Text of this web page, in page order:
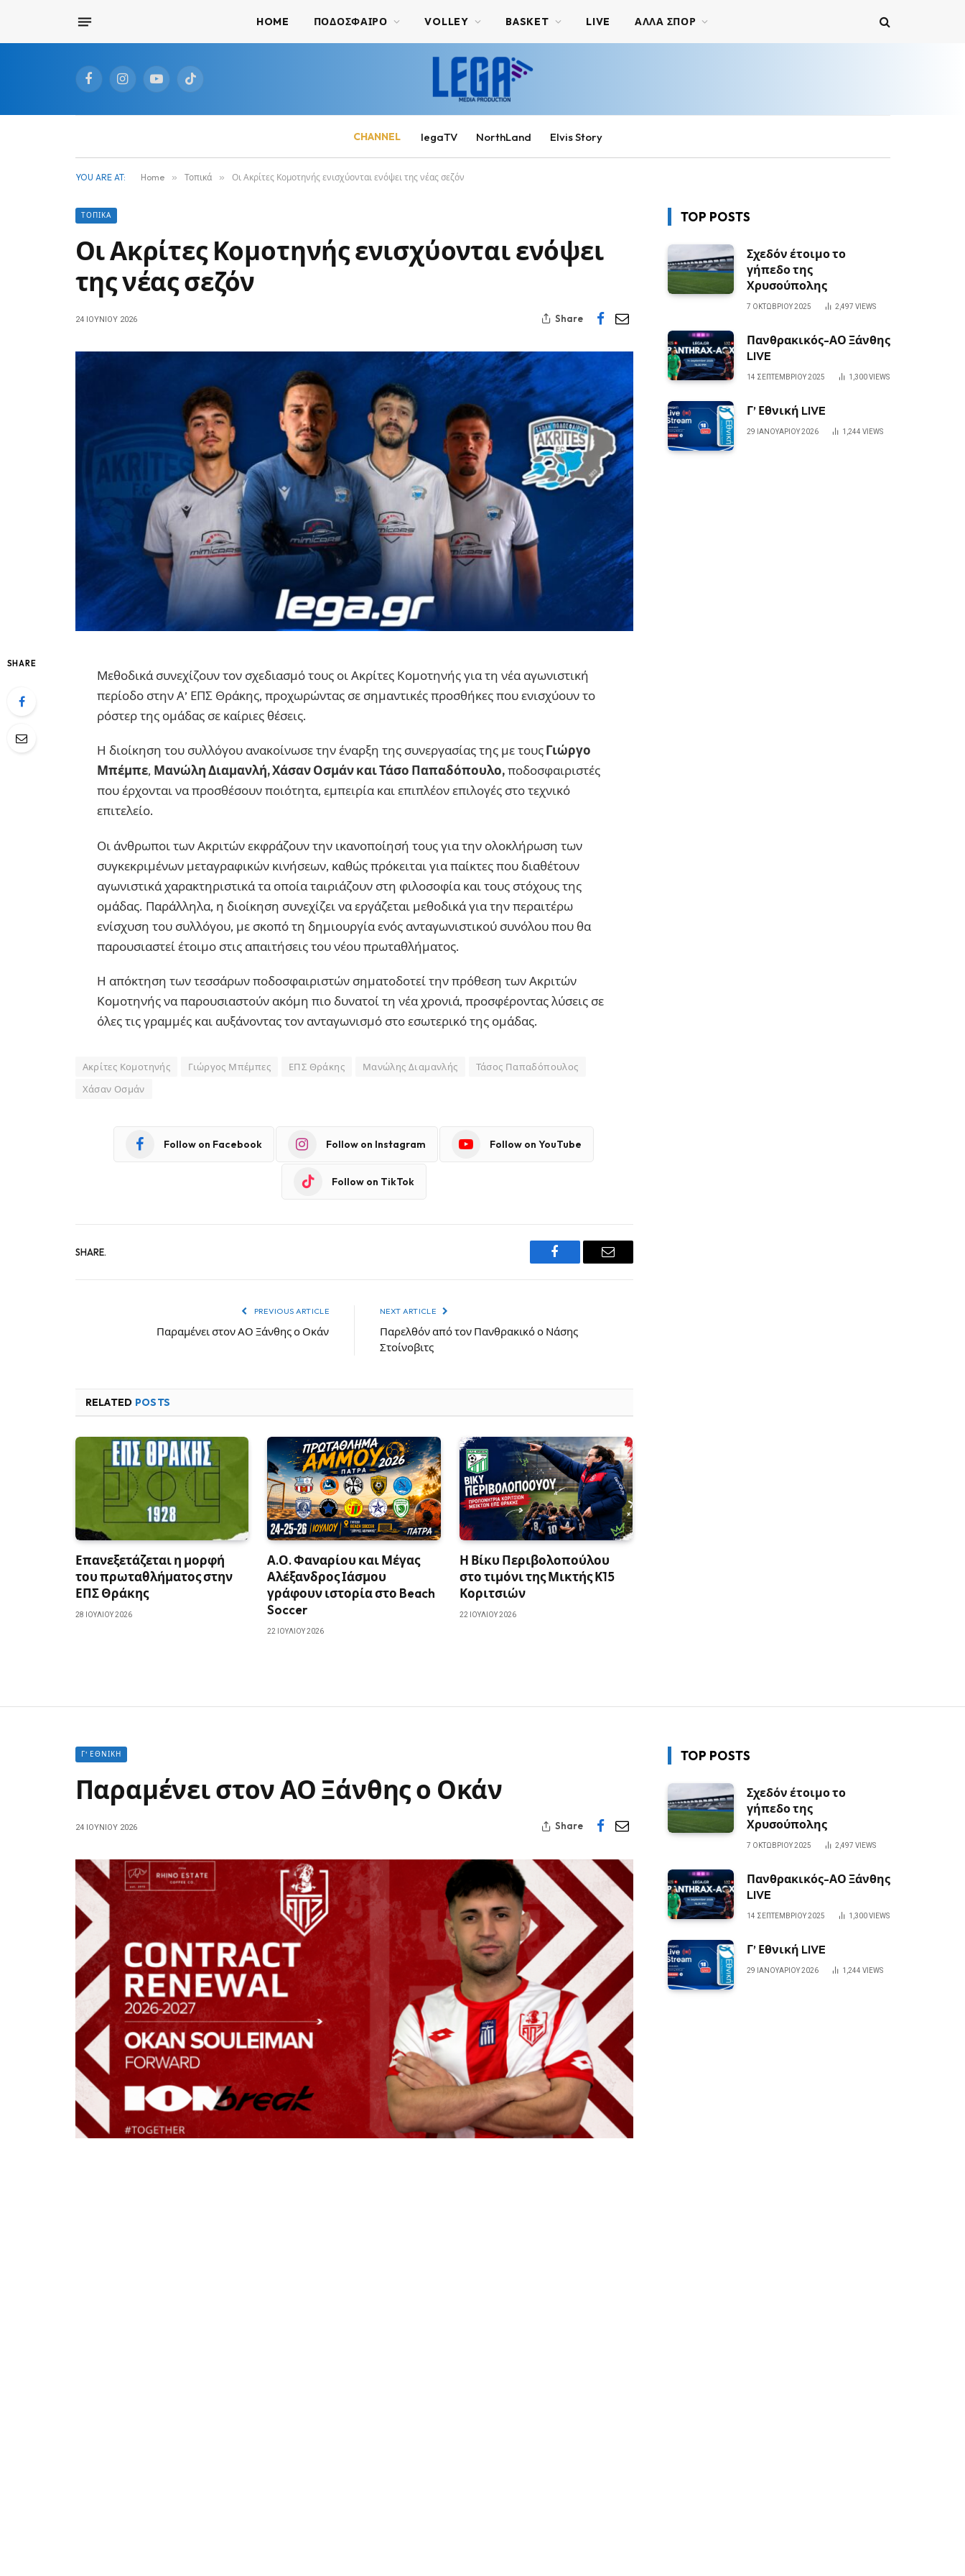
HOME ΠΟΔΟΣΦΑΙΡΟ VOLLEY BASKET LIVE ΑΛΛΑ ΣΠΟΡ
FacebookInstagramYouTubeTikTok
CHANNEL legaTV NorthLand Elvis Story
YOU ARE AT: Home » Τοπικά » Οι Ακρίτες Κομοτηνής ενισχύονται ενόψει της νέας σεζόν
ΤΟΠΙΚΆ
Οι Ακρίτες Κομοτηνής ενισχύονται ενόψει
της νέας σεζόν
24 ΙΟΥΝΊΟΥ 2026 Share
SHARE
Μεθοδικά συνεχίζουν τον σχεδιασμό τους οι Ακρίτες Κομοτηνής για τη νέα αγωνιστική
περίοδο στην Α’ ΕΠΣ Θράκης, προχωρώντας σε σημαντικές προσθήκες που ενισχύουν το
ρόστερ της ομάδας σε καίριες θέσεις.
Η διοίκηση του συλλόγου ανακοίνωσε την έναρξη της συνεργασίας της με τουςΓιώργο
Μπέμπε, Μανώλη Διαμανλή, Χάσαν Οσμάν και Τάσο Παπαδόπουλο,ποδοσφαιριστές
που έρχονται να προσθέσουν ποιότητα, εμπειρία και επιπλέον επιλογές στο τεχνικό
επιτελείο.
Οι άνθρωποι των Ακριτών εκφράζουν την ικανοποίησή τους για την ολοκλήρωση των
συγκεκριμένων μεταγραφικών κινήσεων, καθώς πρόκειται για παίκτες που διαθέτουν
αγωνιστικά χαρακτηριστικά τα οποία ταιριάζουν στη φιλοσοφία και τους στόχους της
ομάδας. Παράλληλα, η διοίκηση συνεχίζει να εργάζεται μεθοδικά για την περαιτέρω
ενίσχυση του συλλόγου, με σκοπό τη δημιουργία ενός ανταγωνιστικού συνόλου που θα
παρουσιαστεί έτοιμο στις απαιτήσεις του νέου πρωταθλήματος.
Η απόκτηση των τεσσάρων ποδοσφαιριστών σηματοδοτεί την πρόθεση των Ακριτών
Κομοτηνής να παρουσιαστούν ακόμη πιο δυνατοί τη νέα χρονιά, προσφέροντας λύσεις σε
όλες τις γραμμές και αυξάνοντας τον ανταγωνισμό στο εσωτερικό της ομάδας.
Ακρίτες Κομοτηνής Γιώργος Μπέμπες ΕΠΣ Θράκης Μανώλης Διαμανλής
Τάσος Παπαδόπουλος
Χάσαν Οσμάν
Follow on Facebook Follow on Instagram Follow on YouTube
Follow on TikTok
SHARE.
Facebook Email
PREVIOUS ARTICLE
Παραμένει στον ΑΟ Ξάνθης ο Οκάν
NEXT ARTICLE
Παρελθόν από τον Πανθρακικό ο Νάσης
Στοίνοβιτς
RELATED POSTS
Επανεξετάζεται η μορφή
του πρωταθλήματος στην
ΕΠΣ Θράκης
28 ΙΟΥΛΊΟΥ 2026
Α.Ο. Φαναρίου και Μέγας
Αλέξανδρος Ιάσμου
γράφουν ιστορία στο Beach
Soccer
22 ΙΟΥΛΊΟΥ 2026
Η Βίκυ Περιβολοπούλου
στο τιμόνι της Μικτής Κ15
Κοριτσιών
22 ΙΟΥΛΊΟΥ 2026
TOP POSTS
Σχεδόν έτοιμο το
γήπεδο της
Χρυσούπολης
7 ΟΚΤΩΒΡΊΟΥ 2025 2,497 VIEWS
Πανθρακικός-ΑΟ Ξάνθης
LIVE
14 ΣΕΠΤΕΜΒΡΊΟΥ 2025 1,300VIEWS
Γ’ Εθνική LIVE
29 ΙΑΝΟΥΑΡΊΟΥ 2026 1,244 VIEWS
Γ' ΕΘΝΙΚΉ
Παραμένει στον ΑΟ Ξάνθης ο Οκάν
24 ΙΟΥΝΊΟΥ 2026 Share
TOP POSTS
Σχεδόν έτοιμο το
γήπεδο της
Χρυσούπολης
7 ΟΚΤΩΒΡΊΟΥ 2025 2,497 VIEWS
Πανθρακικός-ΑΟ Ξάνθης
LIVE
14 ΣΕΠΤΕΜΒΡΊΟΥ 2025 1,300VIEWS
Γ’ Εθνική LIVE
29 ΙΑΝΟΥΑΡΊΟΥ 2026 1,244 VIEWS